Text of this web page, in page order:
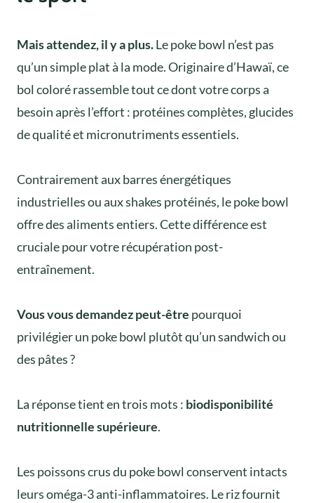
Mais attendez, il y a plus.Le poke bowl n’est pas
qu’un simple plat à la mode. Originaire d’Hawaï, ce
bol coloré rassemble tout ce dont votre corps a
besoin après l’effort : protéines complètes, glucides
de qualité et micronutriments essentiels.
Contrairement aux barres énergétiques
industrielles ou aux shakes protéinés, le poke bowl
offre des aliments entiers. Cette différence est
cruciale pour votre récupération post-
entraînement.
Vous vous demandez peut-être pourquoi
privilégier un poke bowl plutôt qu’un sandwich ou
des pâtes ?
La réponse tient en trois mots : biodisponibilité
nutritionnelle supérieure.
Les poissons crus du poke bowl conservent intacts
leurs oméga-3 anti-inflammatoires. Le riz fournit